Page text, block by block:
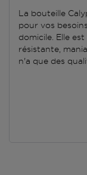
La bouteille
pour vos
domicile. Elle
résistante,
n'a que des